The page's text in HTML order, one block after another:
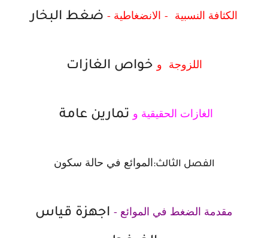
الكثافة النسبية - الانضغاطية - ضغط البخار
اللزوجة و خواص الغازات
الغازات الحقيقية و تمارين عامة
الفصل الثالث:الموائع في حالة سكون
مقدمة الضغط في الموائع - اجهزة قياس